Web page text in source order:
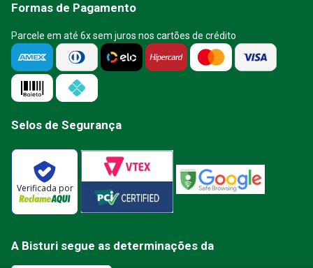
Formas de Pagamento
Parcele em até 6x sem juros nos cartões de crédito
Selos de Segurança
Verificada por
A Bisturi segue as determinações da